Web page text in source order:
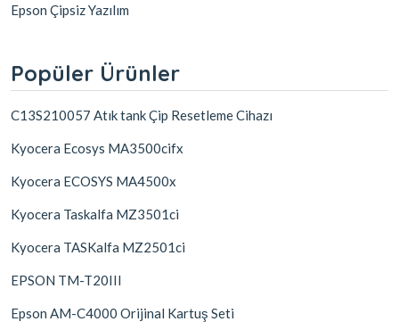
Epson Çipsiz Yazılım
Popüler Ürünler
C13S210057 Atık tank Çip Resetleme Cihazı
Kyocera Ecosys MA3500cifx
Kyocera ECOSYS MA4500x
Kyocera Taskalfa MZ3501ci
Kyocera TASKalfa MZ2501ci
EPSON TM-T20III
Epson AM-C4000 Orijinal Kartuş Seti